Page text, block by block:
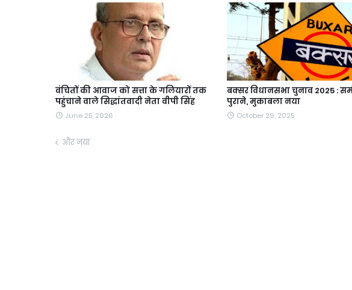
वंचितों की आवाज को सत्ता के गलियारों तक
पहुंचाने वाले सिद्धांतवादी नेता वीपी सिंह
June 25, 2026
बक्सर विधानसभा चुनाव 2025 :
पुराने, मुकाबला नया
October 29, 2025
और नया